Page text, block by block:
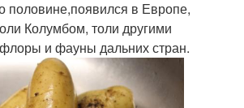
половине,появился в Европе,
Колумбом, толи другими
и фауны дальних стран.